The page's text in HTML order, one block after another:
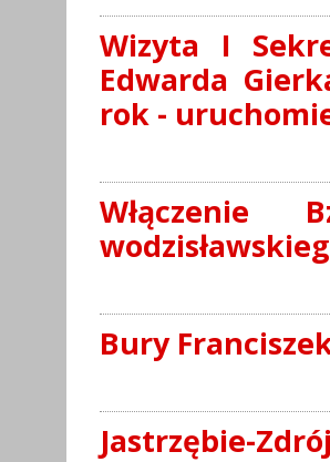
Wizyta I
Edwarda
rok -
Włączenie
Bury
Jastrzębie-